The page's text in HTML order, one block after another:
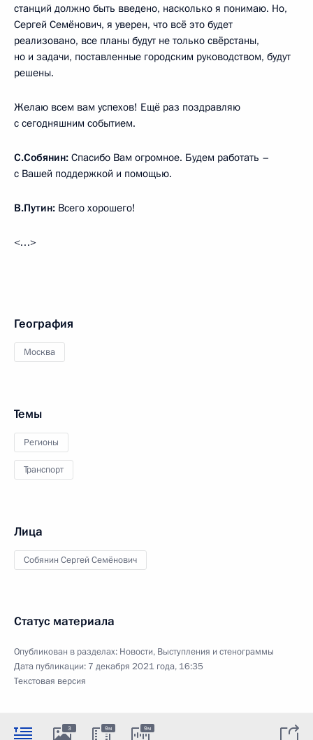
станций должно быть введено, насколько я понимаю. Но,
Сергей Семёнович, я уверен, что всё это будет
реализовано, все планы будут не только свёрстаны,
но и задачи, поставленные городским руководством, будут
решены.
Желаю всем вам успехов! Ещё раз поздравляю
с сегодняшним событием.
С.Собянин: Спасибо Вам огромное. Будем работать –
с Вашей поддержкой и помощью.
В.Путин: Всего хорошего!
<…>
География
Москва
Темы
Регионы
Транспорт
Лица
Собянин Сергей Семёнович
Статус материала
Опубликован в разделах: Новости, Выступления и стенограммы
Дата публикации: 7 декабря 2021 года, 16:35
Текстовая версия
3 9м 9м